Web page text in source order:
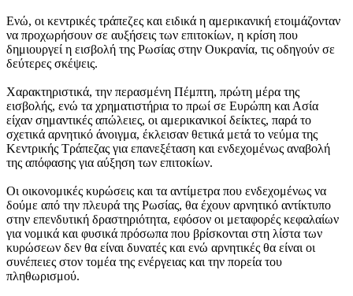
Ενώ, οι κεντρικές τράπεζες και ειδικά η αμερικανική ετοιμάζονταν
να προχωρήσουν σε αυξήσεις των επιτοκίων, η κρίση που
δημιουργεί η εισβολή της Ρωσίας στην Ουκρανία, τις οδηγούν σε
δεύτερες σκέψεις.
Χαρακτηριστικά, την περασμένη Πέμπτη, πρώτη μέρα της
εισβολής, ενώ τα χρηματιστήρια το πρωί σε Ευρώπη και Ασία
είχαν σημαντικές απώλειες, οι αμερικανικοί δείκτες, παρά το
σχετικά αρνητικό άνοιγμα, έκλεισαν θετικά μετά το νεύμα της
Κεντρικής Τράπεζας για επανεξέταση και ενδεχομένως αναβολή
της απόφασης για αύξηση των επιτοκίων.
Οι οικονομικές κυρώσεις και τα αντίμετρα που ενδεχομένως να
δούμε από την πλευρά της Ρωσίας, θα έχουν αρνητικό αντίκτυπο
στην επενδυτική δραστηριότητα, εφόσον οι μεταφορές κεφαλαίων
για νομικά και φυσικά πρόσωπα που βρίσκονται στη λίστα των
κυρώσεων δεν θα είναι δυνατές και ενώ αρνητικές θα είναι οι
συνέπειες στον τομέα της ενέργειας και την πορεία του
πληθωρισμού.